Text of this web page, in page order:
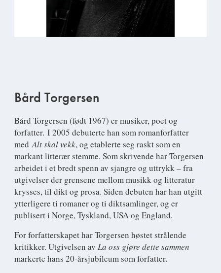
Bård Torgersen
Bård Torgersen (født 1967) er musiker, poet og
forfatter. I 2005 debuterte han som romanforfatter
medAlt skal vekk, og etablerte seg raskt som en
markant litterær stemme. Som skrivende har Torgersen
arbeidet i et bredt spenn av sjangre og uttrykk – fra
utgivelser der grensene mellom musikk og litteratur
krysses, til dikt og prosa. Siden debuten har han utgitt
ytterligere ti romaner og ti diktsamlinger, og er
publisert i Norge, Tyskland, USA og England.
For forfatterskapet har Torgersen høstet strålende
kritikker. Utgivelsen av La oss gjøre dette sammen
markerte hans 20-årsjubileum som forfatter.